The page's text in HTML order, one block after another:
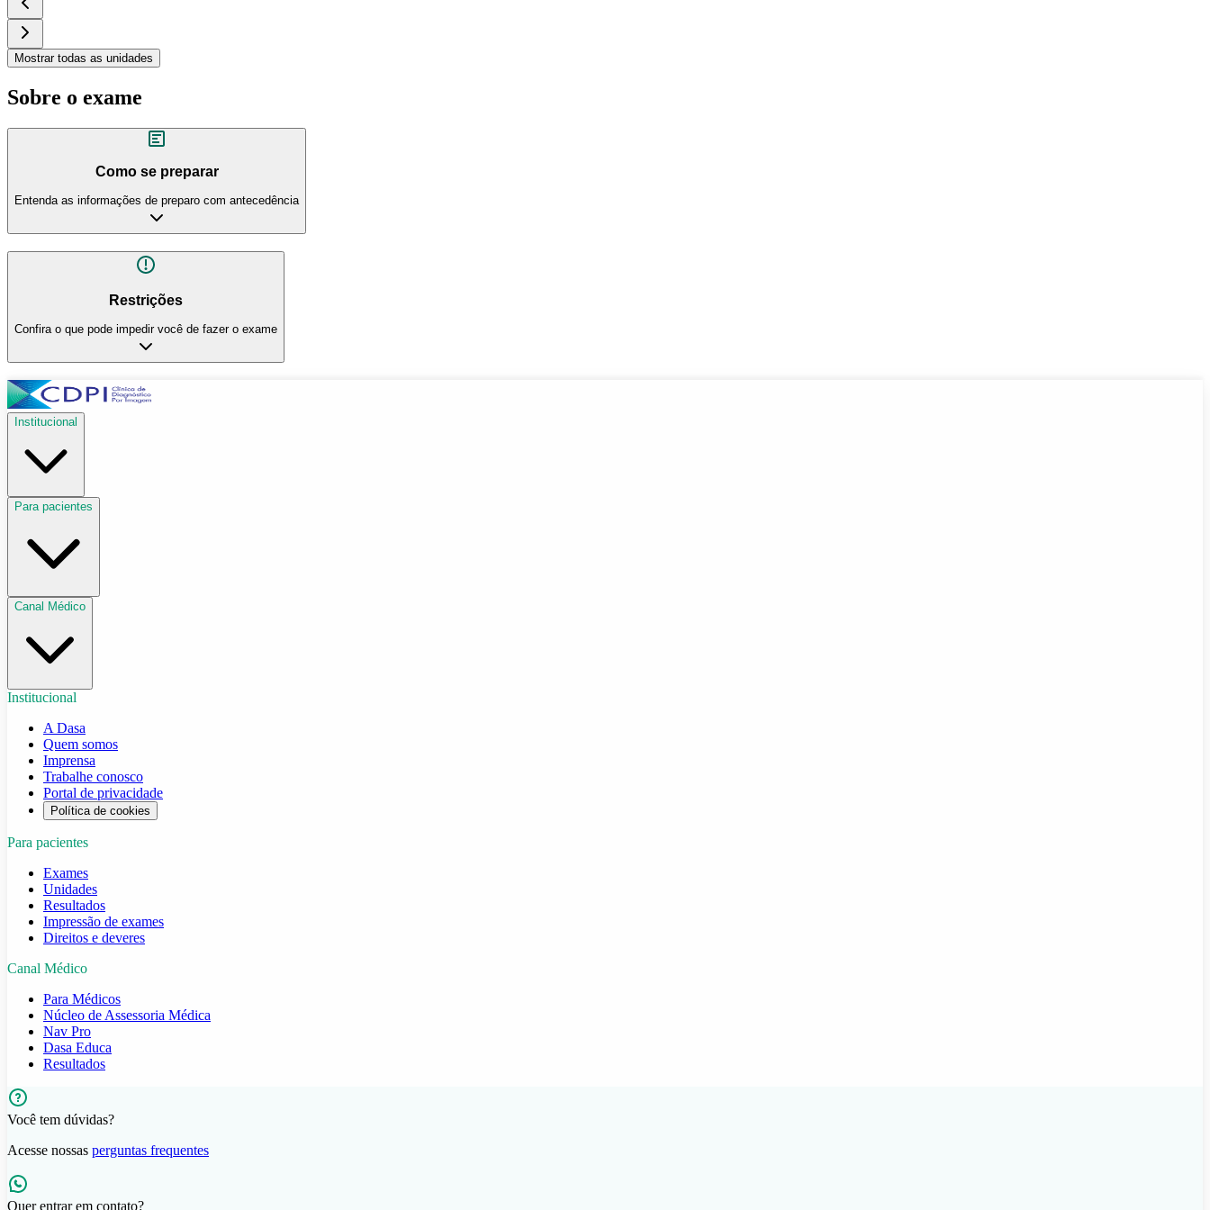
Mostrar todas as unidades
Sobre o exame
Como se preparar
Entenda as informações de preparo com antecedência
Restrições
Confira o que pode impedir você de fazer o exame
Institucional
Para pacientes
Canal Médico
Institucional
A Dasa
Quem somos
Imprensa
Trabalhe conosco
Portal de privacidade
Política de cookies
Para pacientes
Exames
Unidades
Resultados
Impressão de exames
Direitos e deveres
Canal Médico
Para Médicos
Núcleo de Assessoria Médica
Nav Pro
Dasa Educa
Resultados
Você tem dúvidas?
Acesse nossas perguntas frequentes
Quer entrar em contato?